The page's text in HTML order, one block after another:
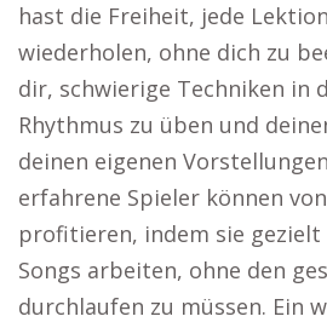
hast die Freiheit, jede
wiederholen, ohne dich zu
dir, schwierige Techniken in
Rhythmus zu üben und
deinen eigenen
erfahrene Spieler können
profitieren, indem sie gezielt
Songs arbeiten, ohne den
durchlaufen zu müssen. Ein